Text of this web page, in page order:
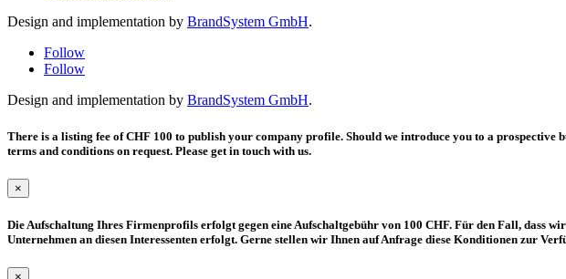
Design and implementation by BrandSystem GmbH.
Follow
Follow
Design and implementation by BrandSystem GmbH.
There is a listing fee of CHF 100 to publish your company profile. Should we introduce you to a
terms and conditions on request. Please get in touch with us.
×
Die Aufschaltung Ihres Firmenprofils erfolgt gegen eine Aufschaltgebühr von 100 CHF. Für den Fall, dass
Unternehmen an diesen Interessenten erfolgt. Gerne stellen wir Ihnen auf Anfrage diese Konditionen zur